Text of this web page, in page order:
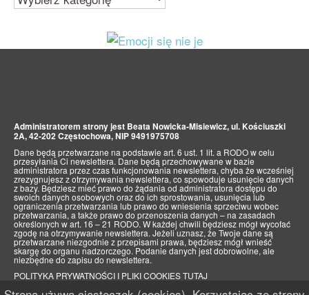
Administratorem strony jest Beata Nowicka-Misiewicz, ul. Kościuszki
2A, 42-202 Częstochowa, NIP 9491975708
Dane będą przetwarzane na podstawie art. 6 ust. 1 lit. a RODO w celu
przesyłania Ci newslettera. Dane będą przechowywane w bazie
administratora przez czas funkcjonowania newslettera, chyba że wcześniej
zrezygnujesz z otrzymywania newslettera, co spowoduje usunięcie danych
z bazy. Będziesz mieć prawo do żądania od administratora dostępu do
swoich danych osobowych oraz do ich sprostowania, usunięcia lub
ograniczenia przetwarzania lub prawo do wniesienia sprzeciwu wobec
przetwarzania, a także prawo do przenoszenia danych – na zasadach
określonych w art. 16 – 21 RODO. W każdej chwili będziesz mógł wycofać
zgodę na otrzymywanie newslettera. Jeżeli uznasz, że Twoje dane są
przetwarzane niezgodnie z przepisami prawa, będziesz mógł wnieść
skargę do organu nadzorczego. Podanie danych jest dobrowolne, ale
niezbędne do zapisu do newslettera.
POLITYKA PRYWATNOŚCI I PLIKI COOKIES TUTAJ